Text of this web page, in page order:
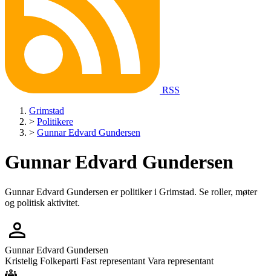
RSS
Grimstad
> Politikere
> Gunnar Edvard Gundersen
Gunnar Edvard Gundersen
Gunnar Edvard Gundersen er politiker i Grimstad. Se roller, møter
og politisk aktivitet.
person
Gunnar Edvard Gundersen
Kristelig Folkeparti Fast representant Vara representant
groups